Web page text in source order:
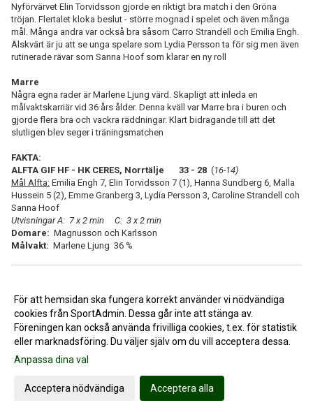
Nyförvärvet Elin Torvidsson gjorde en riktigt bra match i den Gröna
tröjan. Flertalet kloka beslut - större mognad i spelet och även många
mål. Många andra var också bra såsom Carro Strandell och Emilia Engh.
Älskvärt är ju att se unga spelare som Lydia Persson ta för sig men även
rutinerade rävar som Sanna Hoof som klarar en ny roll
Marre
Några egna rader är Marlene Ljung värd. Skapligt att inleda en
målvaktskarriär vid 36 års ålder. Denna kväll var Marre bra i buren och
gjorde flera bra och vackra räddningar. Klart bidragande till att det
slutligen blev seger i träningsmatchen
FAKTA:
ALFTA GIF HF - HK CERES, Norrtälje 33 - 28 (16-14)
Mål Alfta: Emilia Engh 7, Elin Torvidsson 7 (1), Hanna Sundberg 6, Malla
Hussein 5 (2), Emme Granberg 3, Lydia Persson 3, Caroline Strandell coh
Sanna Hoof
Utvisningar A: 7 x 2 min C: 3 x 2 min
Domare: Magnusson och Karlsson
Målvakt: Marlene Ljung 36 %
<< Tillbaka
Gå till Webbversion
För att hemsidan ska fungera korrekt använder vi nödvändiga
cookies från SportAdmin. Dessa går inte att stänga av.
Föreningen kan också använda frivilliga cookies, t.ex. för statistik
eller marknadsföring. Du väljer själv om du vill acceptera dessa.
Anpassa dina val
Acceptera nödvändiga Acceptera alla